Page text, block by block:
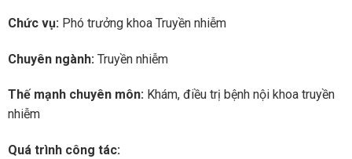
Chức vụ: Phó trưởng khoa Truyền nhiễm
Chuyên ngành: Truyền nhiễm
Thế mạnh chuyên môn:Khám, điều trị bệnh nội khoa truyền
nhiễm
Quá trình công tác: